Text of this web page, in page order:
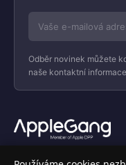
Odběr novinek můžete
naše kontaktní
Váš specializovaný